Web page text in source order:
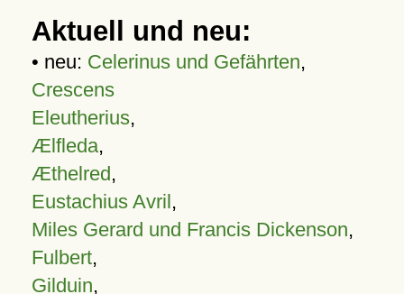
Aktuell und neu:
• neu: Celerinus und Gefährten,
Crescens
Eleutherius,
Ælfleda,
Æthelred,
Eustachius Avril,
Miles Gerard und Francis Dickenson,
Fulbert,
Gilduin,